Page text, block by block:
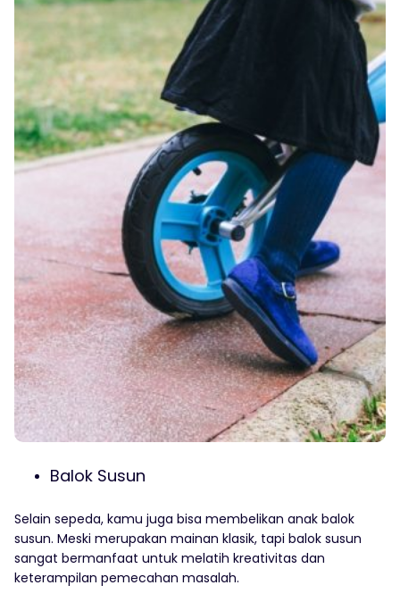
Balok Susun
Selain sepeda, kamu juga bisa membelikan anak balok
susun. Meski merupakan mainan klasik, tapi balok susun
sangat bermanfaat untuk melatih kreativitas dan
keterampilan pemecahan masalah.